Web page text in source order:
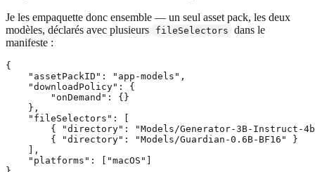
Je les empaquette donc ensemble — un seul asset pack, les deux
modèles, déclarés avec plusieurs
fileSelectors dans le
manifeste :
{
    "assetPackID": "app-models",
    "downloadPolicy": {
        "onDemand": {}
    },
    "fileSelectors": [
{ "directory": "Models/Generator-3B-Instruct-
        { "directory": "Models/Guardian-0.6B-BF16" }
    ],
    "platforms": ["macOS"]